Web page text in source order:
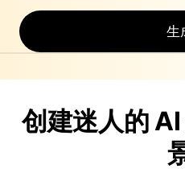
生
创建迷人的